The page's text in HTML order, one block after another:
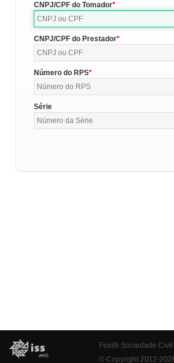
CNPJ/CPF do Tomador
CNPJ/CPF do Prestador
Número do RPS
Série
Fiorilli Sociedade Civil
© Copyright 2012-